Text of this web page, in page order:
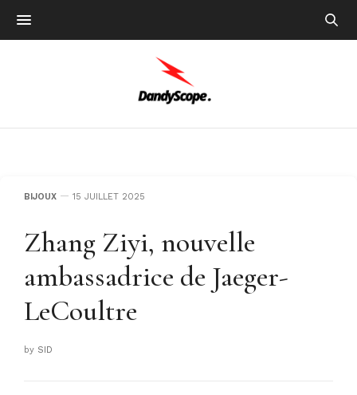
BIJOUX 15 JUILLET 2025
Zhang Ziyi, nouvelle
ambassadrice de Jaeger-
LeCoultre
by SID